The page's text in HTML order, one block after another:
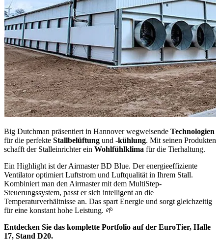
Big Dutchman präsentiert in Hannover wegweisende Technologien
für die perfekte Stallbelüftung und -kühlung. Mit seinen Produkten
schafft der Stalleinrichter ein Wohlfühlklima für die Tierhaltung.
Ein Highlight ist der Airmaster BD Blue. Der energieeffiziente
Ventilator optimiert Luftstrom und Luftqualität in Ihrem Stall.
Kombiniert man den Airmaster mit dem MultiStep-
Steuerungssystem, passt er sich intelligent an die
Temperaturverhältnisse an. Das spart Energie und sorgt gleichzeitig
für eine konstant hohe Leistung. 🌱
Entdecken Sie das komplette Portfolio auf der EuroTier, Halle
17, Stand D20.